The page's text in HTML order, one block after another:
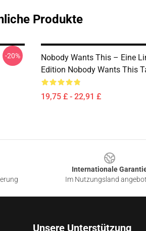
Produkte
-20%
Nobody Wants This – Eine
Edition Nobody Wants This
19,75 £ - 22,91 £
Internationale
Im Nutzungsland
Unsere Unterstützung